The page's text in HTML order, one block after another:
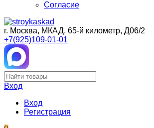
Согласие
г. Москва, МКАД, 65-й километр, Д06/2
+7(925)109-01-01
Вход
Вход
Регистрация